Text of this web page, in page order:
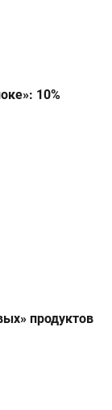
10%
продуктов